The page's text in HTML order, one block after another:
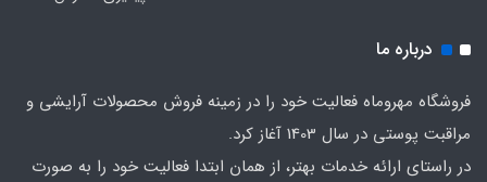
درباره ما
فروشگاه مهروماه فعالیت خود را در زمینه فروش محصولات آرایشی و
مراقبت پوستی در سال 1403 آغاز کرد.
در راستای ارائه خدمات بهتر، از همان ابتدا فعالیت خود را به صورت